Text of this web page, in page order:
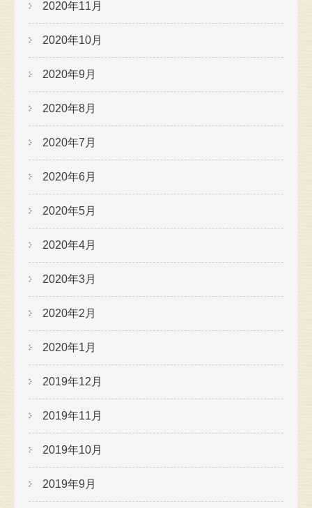
2020年11月
2020年10月
2020年9月
2020年8月
2020年7月
2020年6月
2020年5月
2020年4月
2020年3月
2020年2月
2020年1月
2019年12月
2019年11月
2019年10月
2019年9月